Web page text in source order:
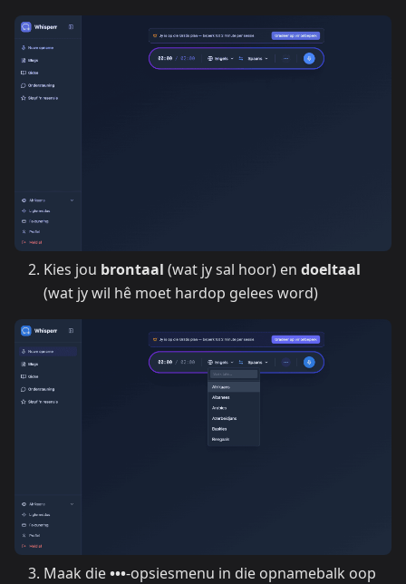
Kies jou brontaal (wat jy sal hoor) en doeltaal
(wat jy wil hê moet hardop gelees word)
Maak die•••-opsiesmenu in die opnamebalk oop